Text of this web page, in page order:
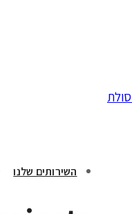
השירותים שלנו